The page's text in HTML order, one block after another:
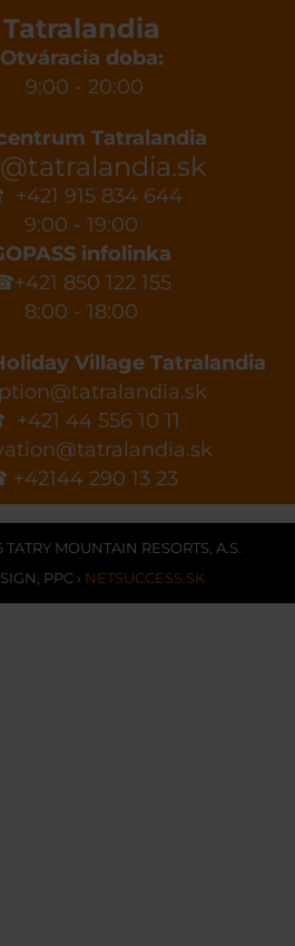
Tatralandia
Otváracia doba:
9:00 - 20:00
Tatralandia
915 834 644
9:00 - 19:00
infolinka
850 122 155
8:00 - 18:00
Village Tatralandia
44 556 10 11
290 13 23
MOUNTAIN RESORTS, A.S.
PPC › NETSUCCESS.SK